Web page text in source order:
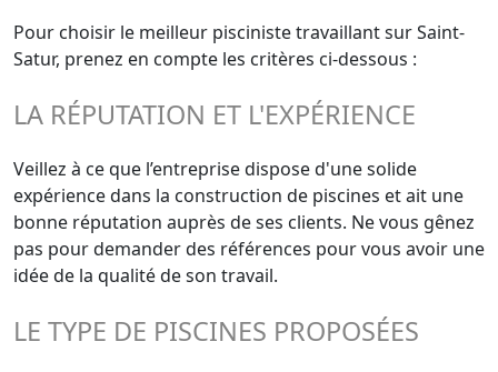
Pour choisir le meilleur pisciniste travaillant sur Saint-
Satur, prenez en compte les critères ci-dessous :
LA RÉPUTATION ET L'EXPÉRIENCE
Veillez à ce que l’entreprise dispose d'une solide
expérience dans la construction de piscines et ait une
bonne réputation auprès de ses clients. Ne vous gênez
pas pour demander des références pour vous avoir une
idée de la qualité de son travail.
LE TYPE DE PISCINES PROPOSÉES